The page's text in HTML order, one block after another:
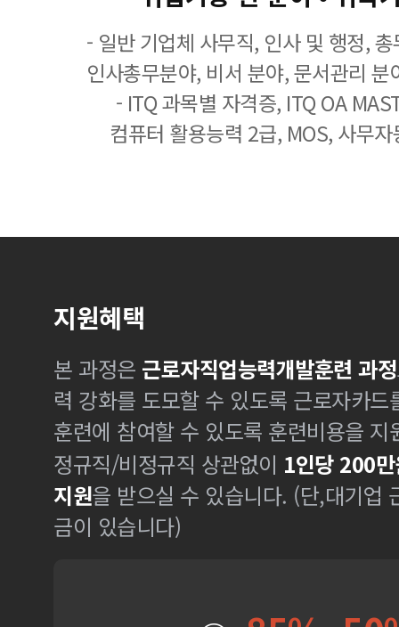
- 일반 기업체 사무직, 인사 및 행정,
인사총무분야, 비서 분야, 문서관리
- ITQ 과목별 자격증, ITQ OA
컴퓨터 활용능력 2급, MOS, 사무
지원혜택
본 과정은 근로자직업능력개발훈련 과정
력 강화를 도모할 수 있도록 근로자카
훈련에 참여할 수 있도록 훈련비용을 지
정규직/비정규직 상관없이 1인당 200
지원을 받으실 수 있습니다. (단,대기업
금이 있습니다)